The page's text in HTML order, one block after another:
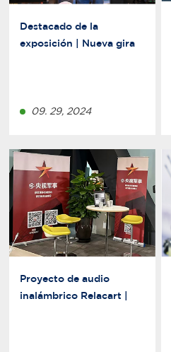
Destacado de la
exposición | Nueva gira
integrales de Relacart!
09. 29, 2024
Proyecto de audio
inalámbrico Relacart |